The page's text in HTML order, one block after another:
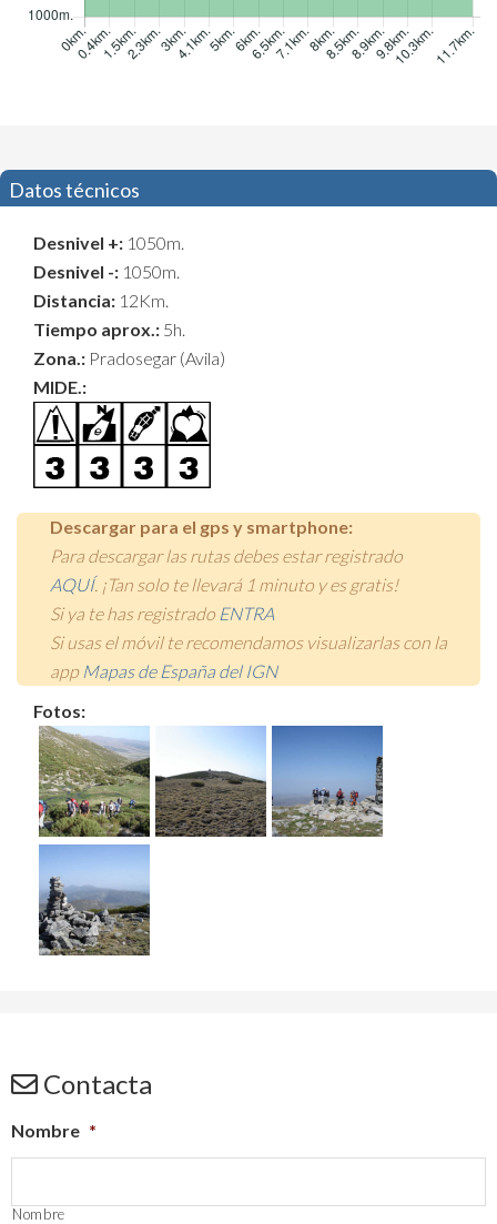
Datos técnicos
Desnivel +: 1050m.
Desnivel -: 1050m.
Distancia: 12Km.
Tiempo aprox.: 5h.
Zona.: Pradosegar (Avila)
MIDE.:
Descargar para el gps y smartphone:
Para descargar las rutas debes estar registrado
AQUÍ. ¡Tan solo te llevará 1 minuto y es gratis!
Si ya te has registrado ENTRA
Si usas el móvil te recomendamos visualizarlas con la
app Mapas de España del IGN
Fotos:
Contacta
Nombre *
Nombre